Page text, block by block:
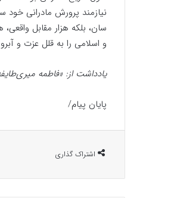
نیازمند پرورش مادرانی
سان، بلکه هزار مقابل
و اسلامی را به قلل عزت و
یادداشت از: «فاطمه
پایان پیام/
اشتراک گذاری